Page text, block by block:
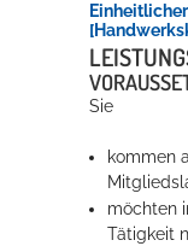
Erleben in Hockenheim
Spaß unter
Wellenbecken oder
Sprudelliege im
Sie
kommen
möchten
Tätigkeit